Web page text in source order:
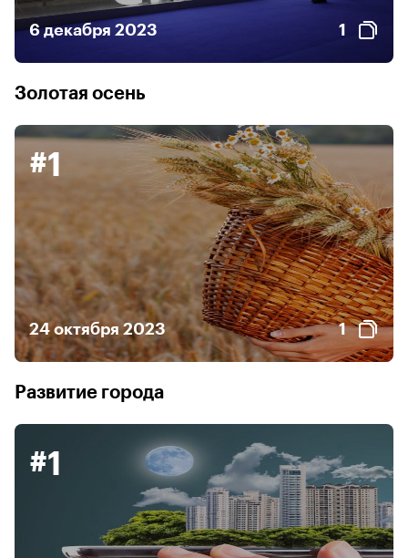
6 декабря 2023 1
Золотая осень
#1
24 октября 2023 1
Развитие города
#1